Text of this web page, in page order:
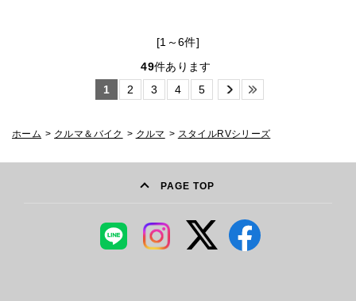
[1～6件]
49件あります
1
2 3 4 5
ホーム > クルマ＆バイク > クルマ > スタイルRVシリーズ
PAGE TOP